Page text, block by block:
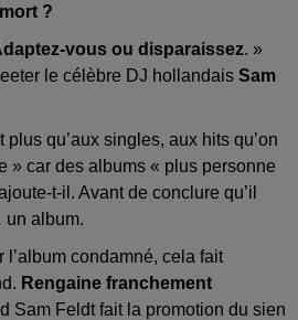
?
vous ou disparaissez. »
le célèbre DJ hollandais Sam
plus qu’aux singles, aux hits qu’on
» car des albums « plus personne
t-il. Avant de conclure qu’il
album.
l’album condamné, cela fait
Rengaine franchement
Sam Feldt fait la promotion du sien